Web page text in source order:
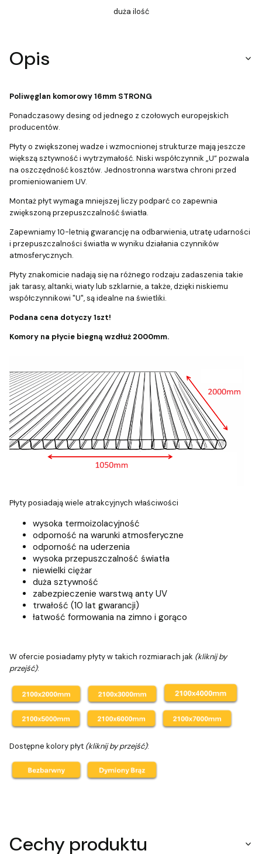
duża ilość
Opis
Poliwęglan komorowy 16mm STRONG
Ponadczasowy desing od jednego z czołowych europejskich
producentów.
Płyty o zwiększonej wadze i wzmocnionej strukturze mają jeszcze
większą sztywność i wytrzymałość. Niski współczynnik „U” pozwala
na oszczędność kosztów. Jednostronna warstwa chroni przed
promieniowaniem UV.
Montaż płyt wymaga mniejszej liczy podparć co zapewnia
zwiększoną przepuszczalność światła.
Zapewniamy 10-letnią gwarancję na odbarwienia, utratę udarności
i przepuszczalności światła w wyniku działania czynników
atmosferycznych.
Płyty znakomicie nadają się na różnego rodzaju zadaszenia takie
jak tarasy, altanki, wiaty lub szklarnie, a także, dzięki niskiemu
współczynnikowi "U", są idealne na świetliki.
Podana cena dotyczy 1szt!
Komory na płycie biegną wzdłuż 2000mm.
Płyty posiadają wiele atrakcyjnych właściwości
wysoka termoizolacyjność
odporność na warunki atmosferyczne
odporność na uderzenia
wysoka przepuszczalność światła
niewielki ciężar
duża sztywność
zabezpieczenie warstwą anty UV
trwałość (10 lat gwarancji)
łatwość formowania na zimno i gorąco
W ofercie posiadamy płyty w takich rozmiarach jak (kliknij by
przejść):
Dostępne kolory płyt (kliknij by przejść):
Cechy produktu